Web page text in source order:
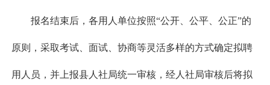
报名结束后，各用人单位按照“公开、公平、公正”的
原则，采取考试、面试、协商等灵活多样的方式确定拟聘
用人员，并上报县人社局统一审核，经人社局审核后将拟